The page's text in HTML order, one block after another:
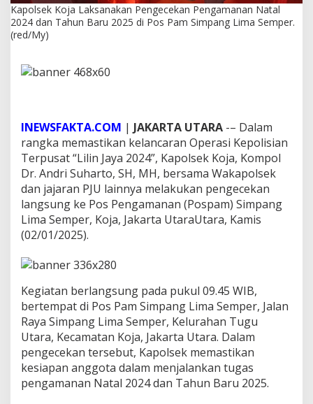
e
k
e
m
a
n
n
N
a
t
a
0
2
d
a
n
T
h
u
n
Kapolsek Koja Laksanakan Pengecekan Pengamanan Natal
2024 dan Tahun Baru 2025 di Pos Pam Simpang Lima Semper.
(red/My)
INEWSFAKTA.COM | JAKARTA UTARA -– Dalam
rangka memastikan kelancaran Operasi Kepolisian
Terpusat “Lilin Jaya 2024”, Kapolsek Koja, Kompol
Dr. Andri Suharto, SH, MH, bersama Wakapolsek
dan jajaran PJU lainnya melakukan pengecekan
langsung ke Pos Pengamanan (Pospam) Simpang
Lima Semper, Koja, Jakarta UtaraUtara, Kamis
(02/01/2025).
Kegiatan berlangsung pada pukul 09.45 WIB,
bertempat di Pos Pam Simpang Lima Semper, Jalan
Raya Simpang Lima Semper, Kelurahan Tugu
Utara, Kecamatan Koja, Jakarta Utara. Dalam
pengecekan tersebut, Kapolsek memastikan
kesiapan anggota dalam menjalankan tugas
pengamanan Natal 2024 dan Tahun Baru 2025.